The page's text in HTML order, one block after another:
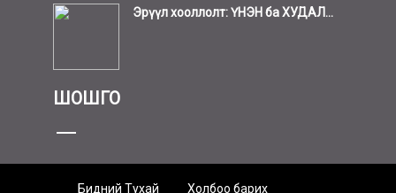
Эрүүл хооллолт: ҮНЭН ба ХУДАЛ...
ШОШГО
Бидний Тухай Холбоо барих